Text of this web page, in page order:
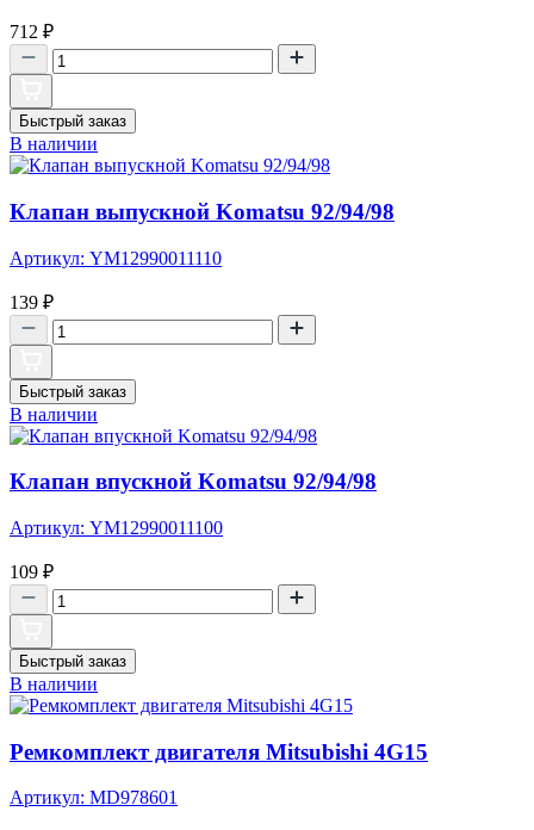
712 ₽
Быстрый заказ
В наличии
Клапан выпускной Komatsu 92/94/98
Артикул: YM12990011110
139 ₽
Быстрый заказ
В наличии
Клапан впускной Komatsu 92/94/98
Артикул: YM12990011100
109 ₽
Быстрый заказ
В наличии
Ремкомплект двигателя Mitsubishi 4G15
Артикул: MD978601